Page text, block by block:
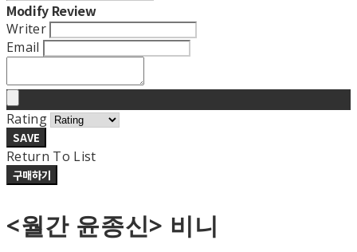
Modify Review
Writer
Email
Rating
SAVE
Return To List
구매하기
<월간 윤종신> 비니